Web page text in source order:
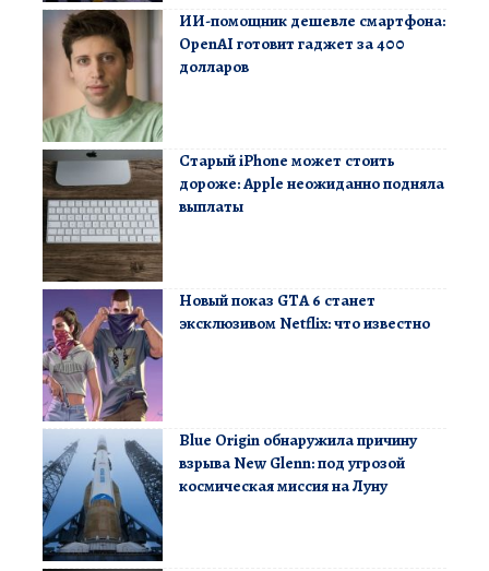
ИИ-помощник дешевле смартфона:
OpenAI готовит гаджет за 400
долларов
Старый iPhone может стоить
дороже: Apple неожиданно подняла
выплаты
Новый показ GTA 6 станет
эксклюзивом Netflix: что известно
Blue Origin обнаружила причину
взрыва New Glenn: под угрозой
космическая миссия на Луну